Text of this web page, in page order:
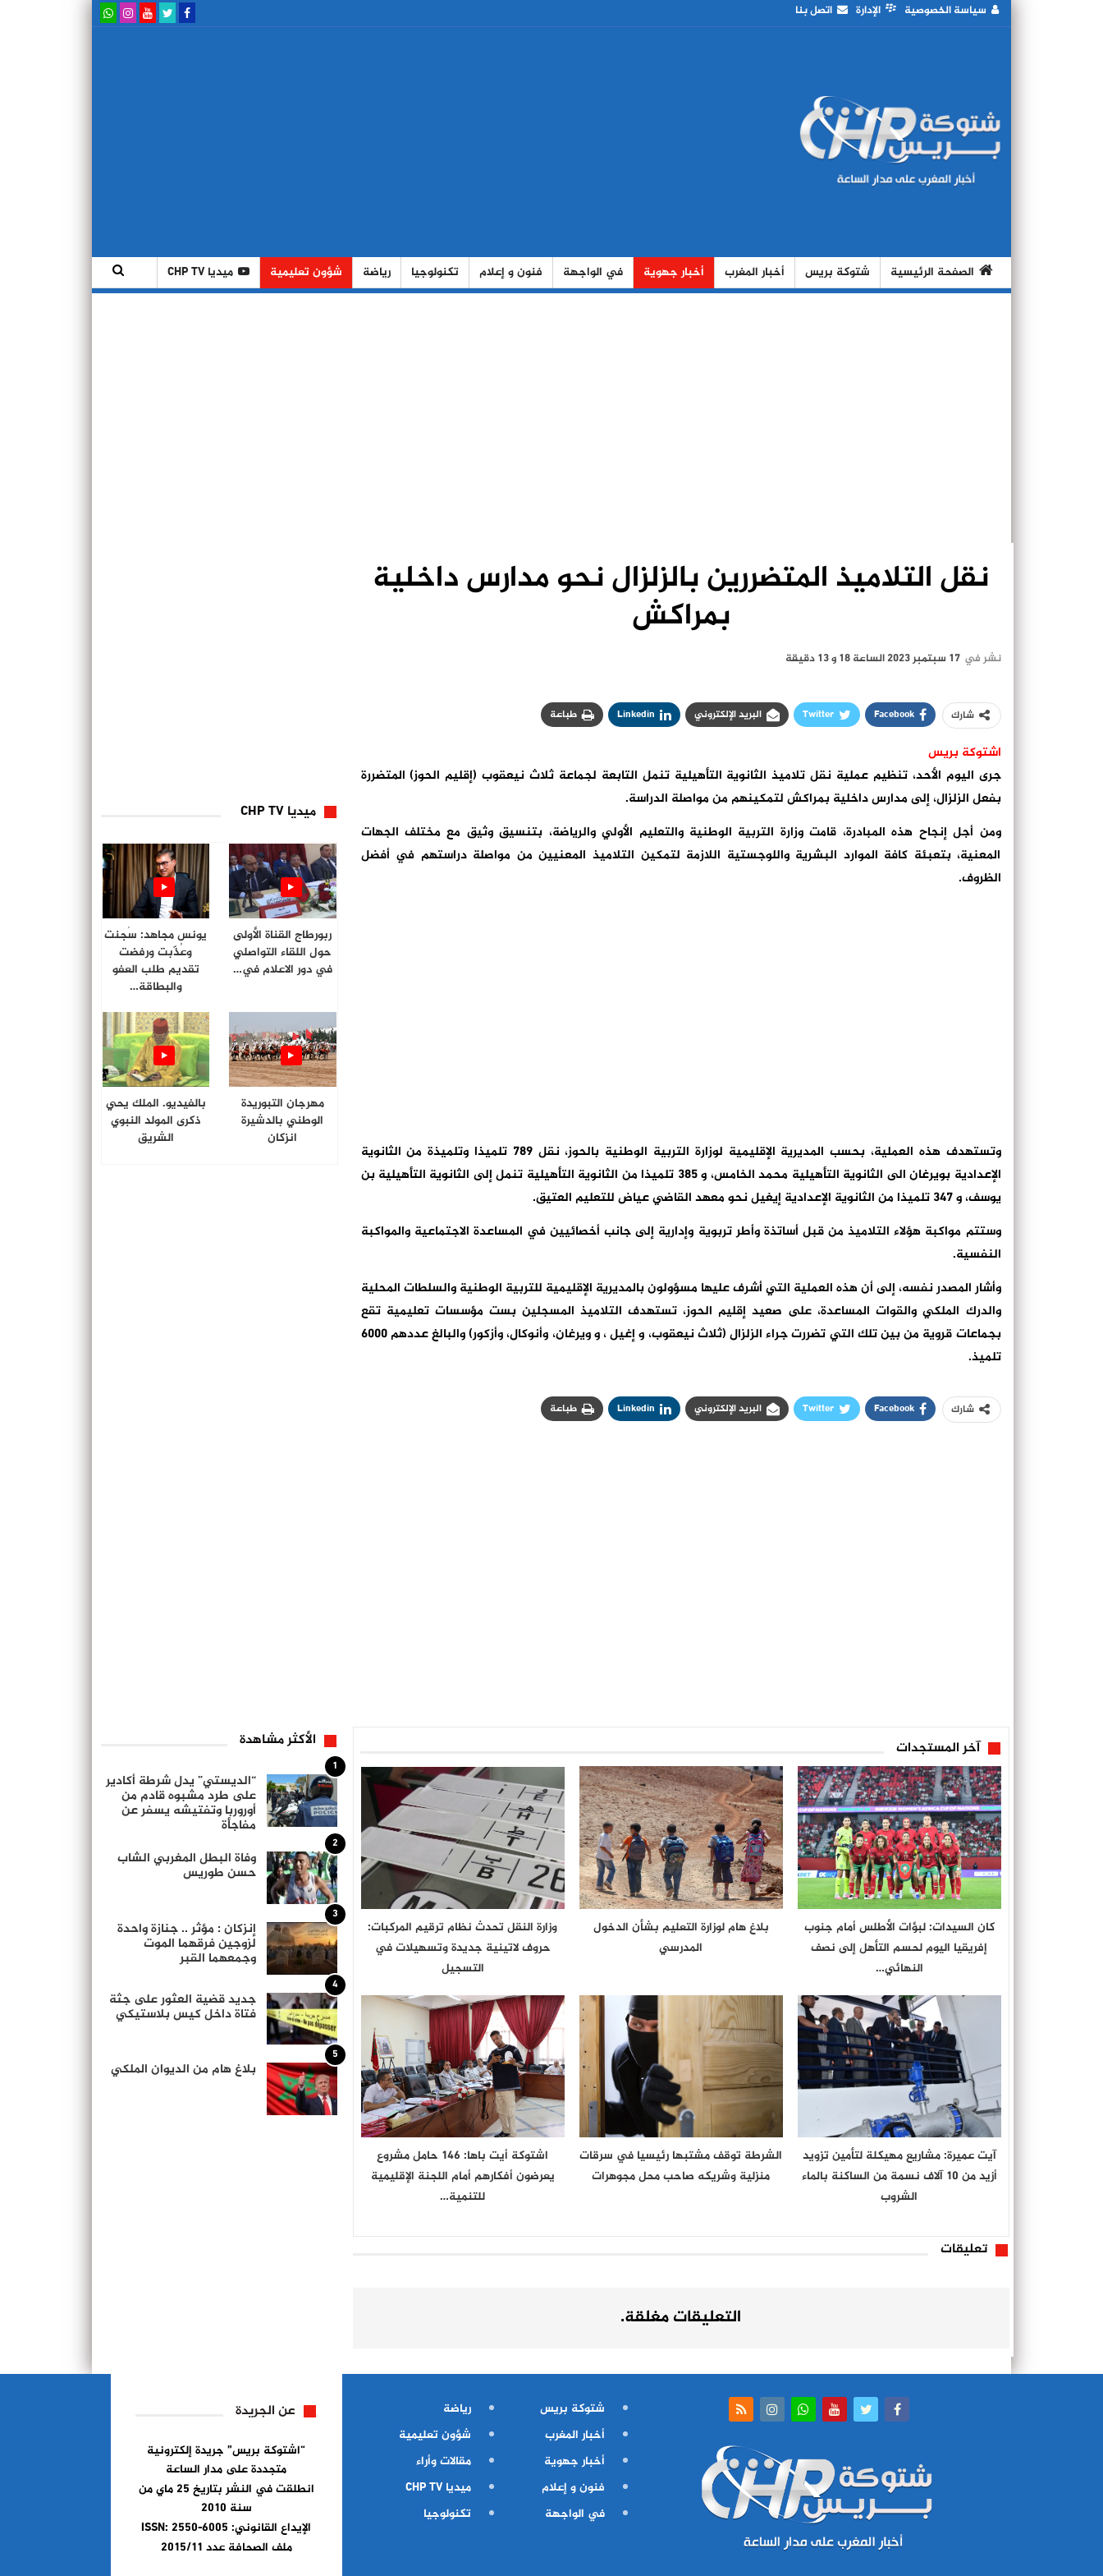
سياسة الخصوصية الإدارة اتصل بنا
الصفحة الرئيسية شتوكة بريس أخبار المغرب أخبار جهوية في الواجهة فنون و إعلام تكنولوجيا رياضة شؤون تعليمية ميديا CHP TV
نقل التلاميذ المتضررين بالزلزال نحو مدارس داخلية
بمراكش
نشر في 17 سبتمبر 2023 الساعة 18 و 13 دقيقة
شارك Facebook
Twitter البريد الإلكتروني Linkedin طباعة
اشتوكة بريس
جرى اليوم الأحد، تنظيم عملية نقل تلاميذ الثانوية التأهيلية تنمل التابعة لجماعة ثلاث نيعقوب (إقليم الحوز) المتضررة
بفعل الزلزال، إلى مدارس داخلية بمراكش لتمكينهم من مواصلة الدراسة.
ومن أجل إنجاح هذه المبادرة، قامت وزارة التربية الوطنية والتعليم الأولي والرياضة، بتنسيق وثيق مع مختلف الجهات
المعنية، بتعبئة كافة الموارد البشرية واللوجستية اللازمة لتمكين التلاميذ المعنيين من مواصلة دراستهم في أفضل
الظروف.
وتستهدف هذه العملية، بحسب المديرية الإقليمية لوزارة التربية الوطنية بالحوز، نقل 789 تلميذا وتلميذة من الثانوية
الإعدادية بويرغان الى الثانوية التأهيلية محمد الخامس، و 385 تلميذا من الثانوية التأهيلية تنمل إلى الثانوية التأهيلية بن
يوسف، و 347 تلميذا من الثانوية الإعدادية إيغيل نحو معهد القاضي عياض للتعليم العتيق.
وستتم مواكبة هؤلاء التلاميذ من قبل أساتذة وأطر تربوية وإدارية إلى جانب أخصائيين في المساعدة الاجتماعية والمواكبة
النفسية.
وأشار المصدر نفسه، إلى أن هذه العملية التي أشرف عليها مسؤولون بالمديرية الإقليمية للتربية الوطنية والسلطات المحلية
والدرك الملكي والقوات المساعدة، على صعيد إقليم الحوز، تستهدف التلاميذ المسجلين بست مؤسسات تعليمية تقع
بجماعات قروية من بين تلك التي تضررت جراء الزلزال (ثلاث نيعقوب، و إغيل ، و ويرغان، وأنوكال، وأزكور) والبالغ عددهم 6000
تلميذ.
شارك Facebook
Twitter البريد الإلكتروني Linkedin طباعة
آخر المستجدات
كان السيدات: لبؤات الأطلس أمام جنوب
إفريقيا اليوم لحسم التأهل إلى نصف
النهائي…
بلاغ هام لوزارة التعليم بشأن الدخول
المدرسي
وزارة النقل تحدث نظام ترقيم المركبات:
حروف لاتينية جديدة وتسهيلات في
التسجيل
آيت عميرة: مشاريع مهيكلة لتأمين تزويد
أزيد من 10 آلاف نسمة من الساكنة بالماء
الشروب
الشرطة توقف مشتبها رئيسيا في سرقات
منزلية وشريكه صاحب محل مجوهرات
اشتوكة أيت باها: 146 حامل مشروع
يعرضون أفكارهم أمام اللجنة الإقليمية
للتنمية…
تعليقات
التعليقات مغلقة.
ميديا CHP TV
ربورطاج القناة الأولى
حول اللقاء التواصلي
في دور الاعلام في…
يونس مجاهد: سُجنت
وعُذّبت ورفضت
تقديم طلب العفو
والبطاقة…
مهرجان التبوريدة
الوطني بالدشيرة
انزكان
بالفيديو. الملك يحي
ذكرى المولد النبوي
الشريق
الأكثر مشاهدة
1
“الديستي” يدل شرطة أكادير
على طرد مشبوه قادم من
أوروربا وتفتيشه يسفر عن
مفاجأة
2
وفاة البطل المغربي الشاب
حسن طوريس
3
إنزكان : مؤثر .. جنازة واحدة
لزوجين فرقهما الموت
وجمعهما القبر
4
جديد قضية العثور على جثة
فتاة داخل كيس بلاستيكي
5
بلاغ هام من الديوان الملكي
شتوكة بريس
أخبار المغرب
أخبار جهوية
فنون و إعلام
في الواجهة
رياضة
شؤون تعليمية
مقالات وأراء
ميديا CHP TV
تكنولوجيا
عن الجريدة
“اشتوكة بريس” جريدة إلكترونية
متجددة على مدار الساعة
انطلقت في النشر بتاريخ 25 ماي من
سنة 2010
الإيداع القانوني: ISSN: 2550-6005
ملف الصحافة عدد 2015/11